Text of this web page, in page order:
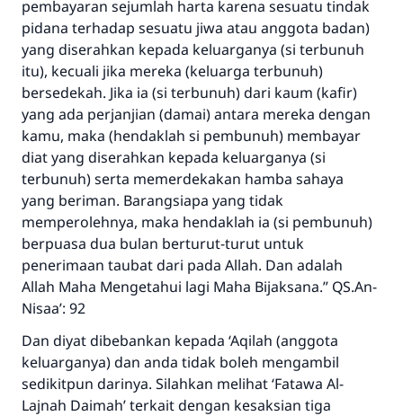
pembayaran sejumlah harta karena sesuatu tindak
pidana terhadap sesuatu jiwa atau anggota badan)
yang diserahkan kepada keluarganya (si terbunuh
itu), kecuali jika mereka (keluarga terbunuh)
bersedekah. Jika ia (si terbunuh) dari kaum (kafir)
yang ada perjanjian (damai) antara mereka dengan
kamu, maka (hendaklah si pembunuh) membayar
diat yang diserahkan kepada keluarganya (si
terbunuh) serta memerdekakan hamba sahaya
yang beriman. Barangsiapa yang tidak
memperolehnya, maka hendaklah ia (si pembunuh)
berpuasa dua bulan berturut-turut untuk
penerimaan taubat dari pada Allah. Dan adalah
Allah Maha Mengetahui lagi Maha Bijaksana.” QS.An-
Nisaa’: 92
Dan diyat dibebankan kepada ‘Aqilah (anggota
keluarganya) dan anda tidak boleh mengambil
sedikitpun darinya. Silahkan melihat ‘Fatawa Al-
Lajnah Daimah’ terkait dengan kesaksian tiga
MUSLIM, 1893
Saham